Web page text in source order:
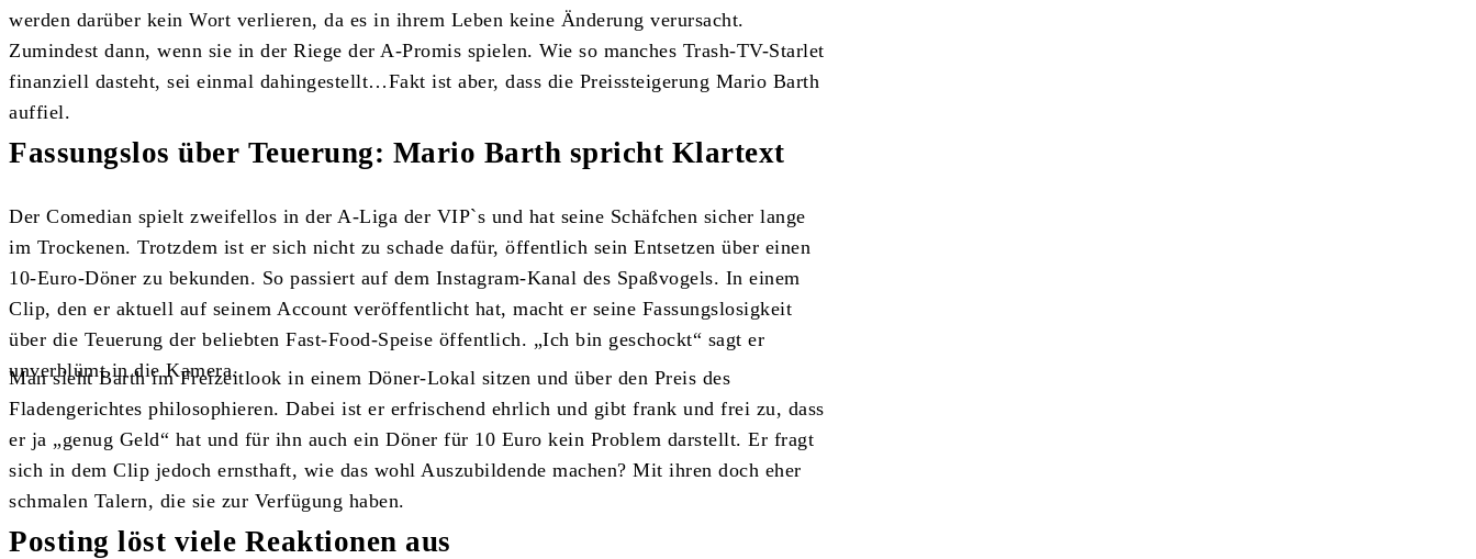
werden darüber kein Wort verlieren, da es in ihrem Leben keine Änderung verursacht.
Zumindest dann, wenn sie in der Riege der A-Promis spielen. Wie so manches Trash-TV-Starlet
finanziell dasteht, sei einmal dahingestellt…Fakt ist aber, dass die Preissteigerung Mario Barth
auffiel.
Fassungslos über Teuerung: Mario Barth spricht Klartext
Der Comedian spielt zweifellos in der A-Liga der VIP`s und hat seine Schäfchen sicher lange
im Trockenen. Trotzdem ist er sich nicht zu schade dafür, öffentlich sein Entsetzen über einen
10-Euro-Döner zu bekunden. So passiert auf dem Instagram-Kanal des Spaßvogels. In einem
Clip, den er aktuell auf seinem Account veröffentlicht hat, macht er seine Fassungslosigkeit
über die Teuerung der beliebten Fast-Food-Speise öffentlich. „Ich bin geschockt“ sagt er
unverblümt in die Kamera.
Man sieht Barth im Freizeitlook in einem Döner-Lokal sitzen und über den Preis des
Fladengerichtes philosophieren. Dabei ist er erfrischend ehrlich und gibt frank und frei zu, dass
er ja „genug Geld“ hat und für ihn auch ein Döner für 10 Euro kein Problem darstellt. Er fragt
sich in dem Clip jedoch ernsthaft, wie das wohl Auszubildende machen? Mit ihren doch eher
schmalen Talern, die sie zur Verfügung haben.
Posting löst viele Reaktionen aus